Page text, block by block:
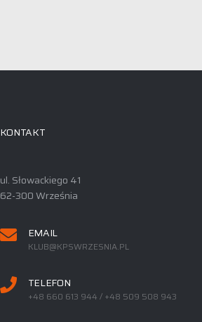
KONTAKT
ul. Słowackiego 41
62-300 Września
EMAIL
KLUB@KPSWRZESNIA.PL
TELEFON
+48 660 613 944 / +48 509 508 943